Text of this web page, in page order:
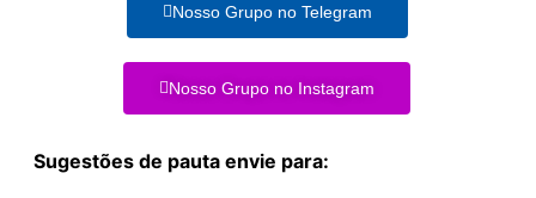
Nosso Grupo no Telegram
Nosso Grupo no Instagram
Sugestões de pauta envie para: